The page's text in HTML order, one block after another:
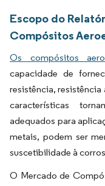
Escopo do
Compósitos
Os compósitos
capacidade de
resistência, resistência
características
adequados para
metais, podem ser
suscetibilidade à
O Mercado de